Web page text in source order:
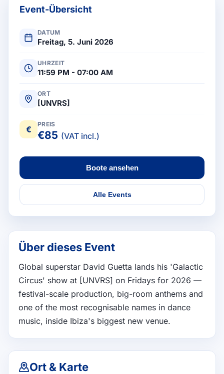
Über dieses Event
Global superstar David Guetta lands his 'Galactic
Circus' show at [UNVRS] on Fridays for 2026 —
festival-scale production, big-room anthems and
one of the most recognisable names in dance
music, inside Ibiza's biggest new venue.
Ort & Karte
Event-Übersicht
DATUM
Freitag, 5. Juni 2026
UHRZEIT
11:59 PM - 07:00 AM
ORT
[UNVRS]
€
PREIS
€85 (VAT incl.)
Boote ansehen
Alle Events